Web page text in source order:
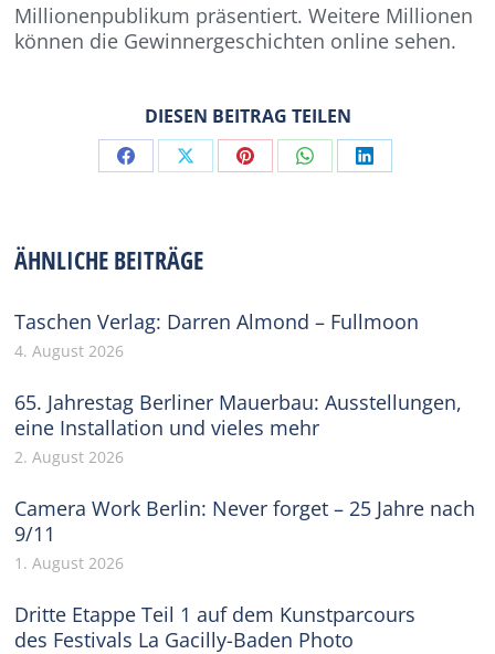
Millionenpublikum präsentiert. Weitere Millionen
können die Gewinnergeschichten online sehen.
DIESEN BEITRAG TEILEN
Share Share Share Share Share
ÄHNLICHE BEITRÄGE
Taschen Verlag: Darren Almond – Fullmoon
4. August 2026
65. Jahrestag Berliner Mauerbau: Ausstellungen,
eine Installation und vieles mehr
2. August 2026
Camera Work Berlin: Never forget – 25 Jahre nach
9/11
1. August 2026
Dritte Etappe Teil 1 auf dem Kunstparcours
des Festivals La Gacilly-Baden Photo